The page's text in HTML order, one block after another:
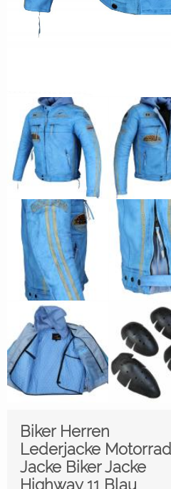
Biker Herren
Lederjacke Motorrad
Jacke Biker Jacke
Highway 11 Blau